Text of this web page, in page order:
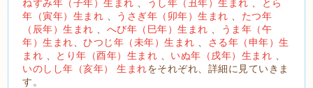
年（寅年）生まれ
うさぎ年（卯年）生まれ
たつ年
（辰年）生まれ
へび年（巳年）生まれ
うま年（午
年）生まれ 、ひつじ年（未年）生まれ
さる年（申年）生
まれ
とり年（酉年）生まれ いぬ年（戌年）生まれ
いのしし年（亥年） 生まれをそれぞれ、詳細に見ていきま
す。